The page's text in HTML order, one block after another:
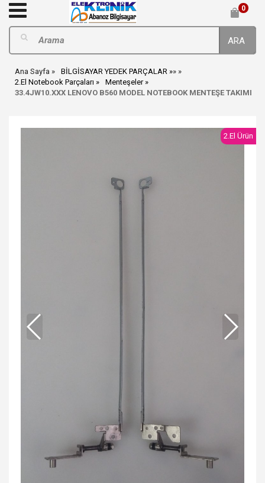
0
ARA
Ana Sayfa BİLGİSAYAR YEDEK PARÇALAR
»
2.El Notebook Parçaları
»
Menteşeler
33.4JW10.XXX LENOVO B560 MODEL NOTEBOOK MENTEŞE TAKIMI
2.El Ürün